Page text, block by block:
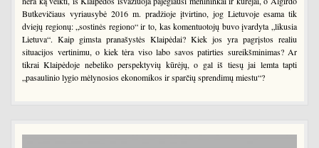
Butkevičiaus vyriausybė 2016 m. pradžioje įtvirtino, jog Lietuvoje esama tik
dviejų regionų: „sostinės regiono“ ir to, kas komentuotojų buvo įvardyta „likusia
Lietuva“. Kaip gimsta pranašystės Klaipėdai? Kiek jos yra pagrįstos realiu
situacijos vertinimu, o kiek tėra viso labo savos patirties sureikšminimas? Ar
tikrai Klaipėdoje nebeliko perspektyvių kūrėjų, o gal iš tiesų jai lemta tapti
„pasaulinio lygio mėlynosios ekonomikos ir sparčių sprendimų miestu“?